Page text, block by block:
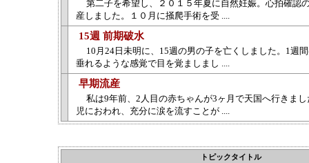
第二子を希望し、２０１５年夏に自然妊娠。心拍確認
産しました。１０月に掻爬手術を受 ....
15週 前期破水
10月24日未明に、15週の男の子を亡くしました。1週
垂れるような感覚で目を覚ましまし ....
早期流産
私は9年前、2人目の赤ちゃんが3ヶ月で天国へ行きま
児におわれ、充分に涙を流すことが ....
トピックタイトル